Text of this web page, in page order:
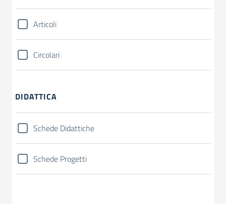
Articoli
Circolari
DIDATTICA
Schede Didattiche
Schede Progetti